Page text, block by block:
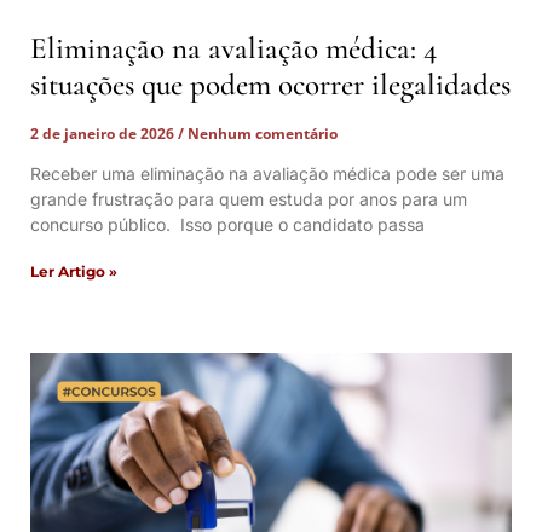
Eliminação na avaliação médica: 4
situações que podem ocorrer ilegalidades
2 de janeiro de 2026
Nenhum comentário
Receber uma eliminação na avaliação médica pode ser uma
grande frustração para quem estuda por anos para um
concurso público. Isso porque o candidato passa
Ler Artigo »